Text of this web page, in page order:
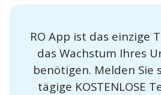
RO App ist das einzige
das Wachstum Ihres
benötigen. Melden Sie
tägige KOSTENLOSE